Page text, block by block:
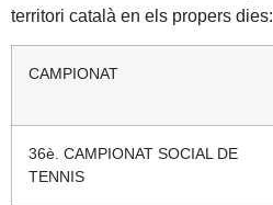
territori català en els propers dies:
CAMPIONAT
36è. CAMPIONAT SOCIAL DE
TENNIS